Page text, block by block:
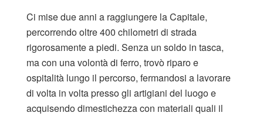
Ci mise due anni a raggiungere la Capitale,
percorrendo oltre 400 chilometri di strada
rigorosamente a piedi. Senza un soldo in tasca,
ma con una volontà di ferro, trovò riparo e
ospitalità lungo il percorso, fermandosi a lavorare
di volta in volta presso gli artigiani del luogo e
acquisendo dimestichezza con materiali quali il